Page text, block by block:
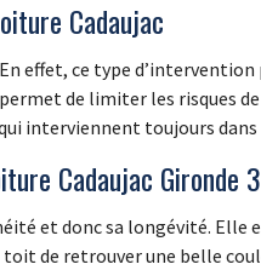
Cadaujac
effet, ce type
de limiter les risques
interviennent toujours
Cadaujac Gironde
et donc sa longévité. Elle
toit de retrouver une belle